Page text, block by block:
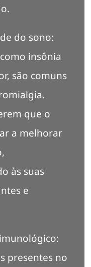
do sono:
insônia
são comuns
que o
a melhorar
às suas
e
presentes no